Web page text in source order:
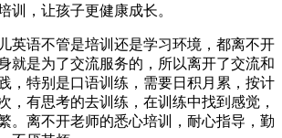
训，让孩子更健康成长。
英语不管是培训还是学习环境，都离不开
就是为了交流服务的，所以离开了交流和
，特别是口语训练，需要日积月累，按计
，有思考的去训练，在训练中找到感觉，
。离不开老师的悉心培训，耐心指导，勤